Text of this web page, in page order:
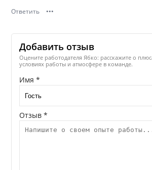
Ответить •••
Добавить отзыв
Оцените работодателя Ябко: расскажите о
условиях работы и атмосфере в команде.
Имя *
Отзыв *